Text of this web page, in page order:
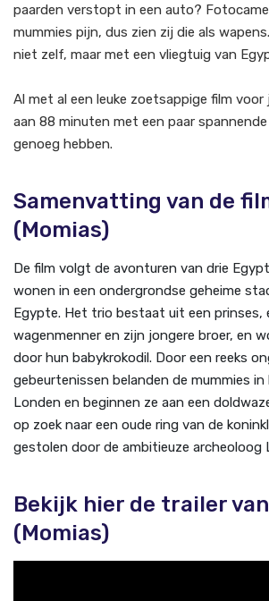
paarden verstopt in een auto?
mummies pijn, dus zien zij die als
niet zelf, maar met een vliegtuig van
Al met al een leuke zoetsappige film voor
aan 88 minuten met een paar
genoeg hebben.
Samenvatting van de
(Momias)
De film volgt de avonturen van drie
wonen in een ondergrondse geheime
Egypte. Het trio bestaat uit een prinses,
wagenmenner en zijn jongere broer, en
door hun babykrokodil. Door een reeks
gebeurtenissen belanden de mummies
Londen en beginnen ze aan een
op zoek naar een oude ring van de
gestolen door de ambitieuze archeoloog
Bekijk hier de trailer
(Momias)